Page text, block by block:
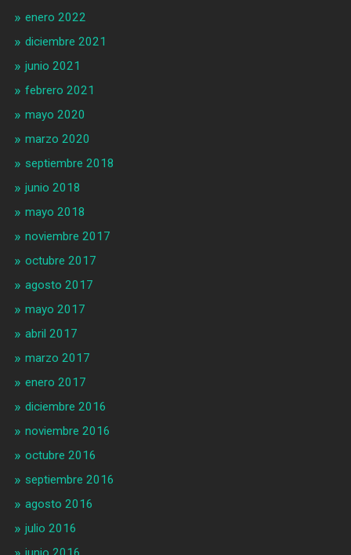
enero 2022
diciembre 2021
junio 2021
febrero 2021
mayo 2020
marzo 2020
septiembre 2018
junio 2018
mayo 2018
noviembre 2017
octubre 2017
agosto 2017
mayo 2017
abril 2017
marzo 2017
enero 2017
diciembre 2016
noviembre 2016
octubre 2016
septiembre 2016
agosto 2016
julio 2016